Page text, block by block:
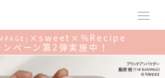
×sweet×%Recipe
ペーン第2弾実施中！